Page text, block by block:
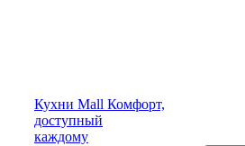
Кухни Mall Комфорт,
доступный
каждому